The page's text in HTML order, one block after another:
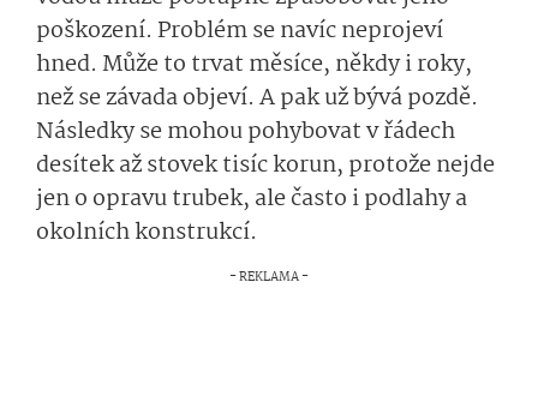
poškození. Problém se navíc neprojeví
hned. Může to trvat měsíce, někdy i roky,
než se závada objeví. A pak už bývá pozdě.
Následky se mohou pohybovat v řádech
desítek až stovek tisíc korun, protože nejde
jen o opravu trubek, ale často i podlahy a
okolních konstrukcí.